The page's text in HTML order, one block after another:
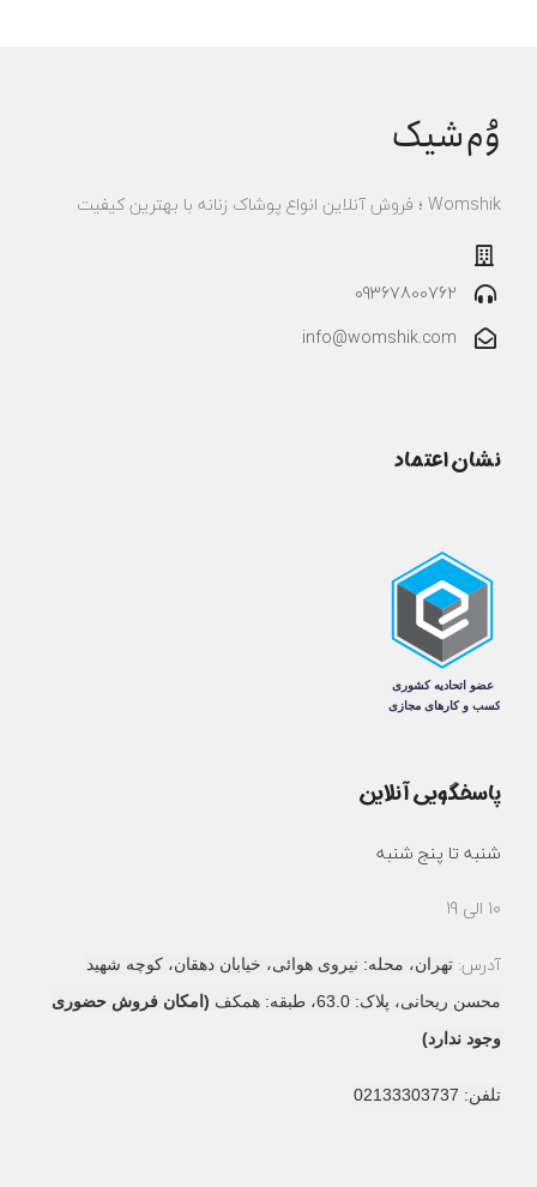
وُم‌شیک
Womshik ؛ فروش آنلاین انواع پوشاک زنانه با بهترین کیفیت
09367800762
info@womshik.com
نشان اعتماد
پاسخگویی آنلاین
شنبه تا پنج شنبه
10 الی 19
آدرس: تهران، محله: نیروی هوائی، خیابان دهقان، کوچه شهید
محسن ریحانی، پلاک: 63.0، طبقه: همکف
(امکان فروش حضوری
وجود ندارد)
تلفن: 02133303737